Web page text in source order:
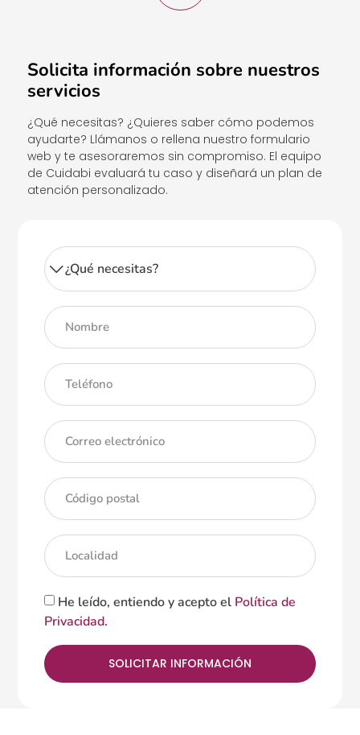
Solicita información sobre nuestros
servicios
¿Qué necesitas? ¿Quieres saber cómo podemos
ayudarte? Llámanos o rellena nuestro formulario
web y te asesoraremos sin compromiso. El equipo
de Cuidabi evaluará tu caso y diseñará un plan de
atención personalizado.
He leído, entiendo y acepto el Política de
Privacidad.
SOLICITAR INFORMACIÓN